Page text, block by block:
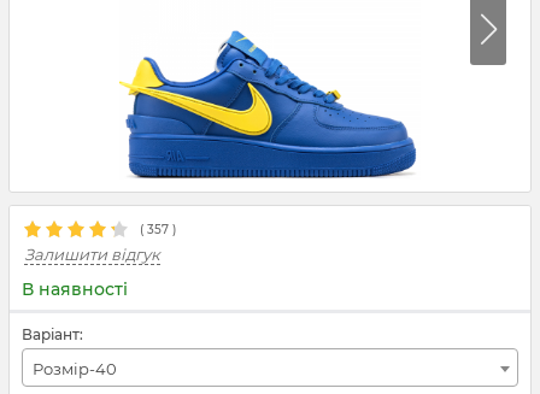
( 357 )
Залишити відгук
В наявності
Варіант:
Розмір-40